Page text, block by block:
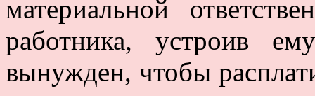
материальной
работника, устроив
вынужден, чтобы